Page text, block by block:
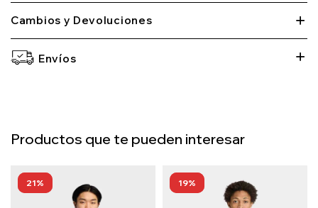
Cambios y Devoluciones
Envíos
Productos que te pueden interesar
21 19